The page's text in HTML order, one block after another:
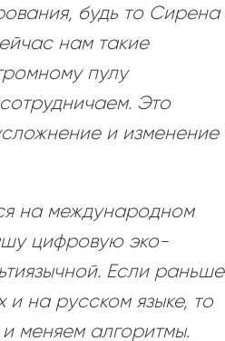
будь то Сирена
нам такие
пулу
Это
и изменение
на международном
цифровую эко-
Если раньше
на русском языке, то
меняем алгоритмы.